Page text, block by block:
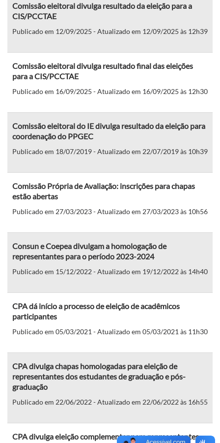
Comissão eleitoral divulga resultado da eleição para a
CIS/PCCTAE
Publicado em 12/09/2025 - Atualizado em 12/09/2025 às 12h39
Comissão eleitoral divulga resultado final das eleições
para a CIS/PCCTAE
Publicado em 16/09/2025 - Atualizado em 16/09/2025 às 12h30
Comissão eleitoral do IE divulga resultado da eleição para
coordenação do PPGEC
Publicado em 18/07/2019 - Atualizado em 22/07/2019 às 10h39
Comissão Própria de Avaliação: inscrições para chapas
estão abertas
Publicado em 27/03/2023 - Atualizado em 27/03/2023 às 10h56
Consun e Coepea divulgam a homologação de
representantes para o período 2023-2024
Publicado em 15/12/2022 - Atualizado em 19/12/2022 às 14h40
CPA dá início a processo de eleição de acadêmicos
participantes
Publicado em 05/03/2021 - Atualizado em 05/03/2021 às 11h30
CPA divulga chapas homologadas para eleição de
representantes dos estudantes de graduação e pós-
graduação
Publicado em 22/06/2022 - Atualizado em 22/06/2022 às 16h55
CPA divulga eleição complementar para representantes